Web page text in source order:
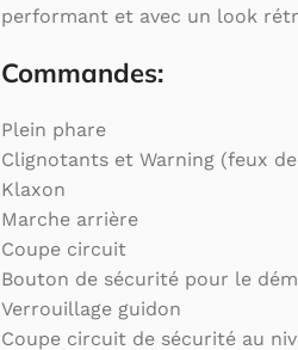
performant et avec un look
Commandes:
Plein phare
Clignotants et Warning (feux
Klaxon
Marche arrière
Coupe circuit
Bouton de sécurité pour le
Verrouillage guidon
Coupe circuit de sécurité au